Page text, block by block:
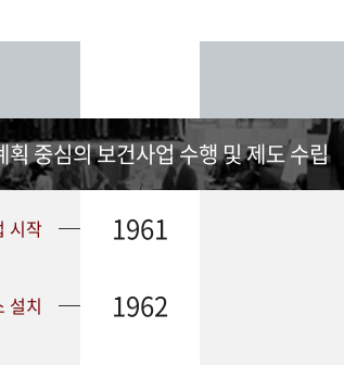
획 중심의 보건사업 수행 및 제도 수립
시작 1961
설치 1962